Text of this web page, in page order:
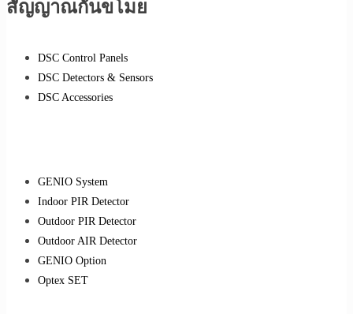
สัญญาณกันขโมย
DSC Control Panels
DSC Detectors & Sensors
DSC Accessories
GENIO System
Indoor PIR Detector
Outdoor PIR Detector
Outdoor AIR Detector
GENIO Option
Optex SET